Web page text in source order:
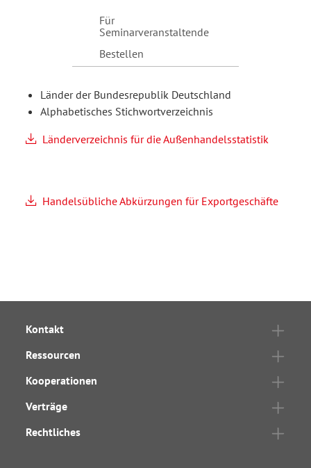
Für
Seminarveranstaltende
Bestellen
Länder der Bundesrepublik Deutschland
Alphabetisches Stichwortverzeichnis
Länderverzeichnis für die Außenhandelsstatistik
Handelsübliche Abkürzungen für Exportgeschäfte
Kontakt
Ressourcen
Kooperationen
Verträge
Rechtliches